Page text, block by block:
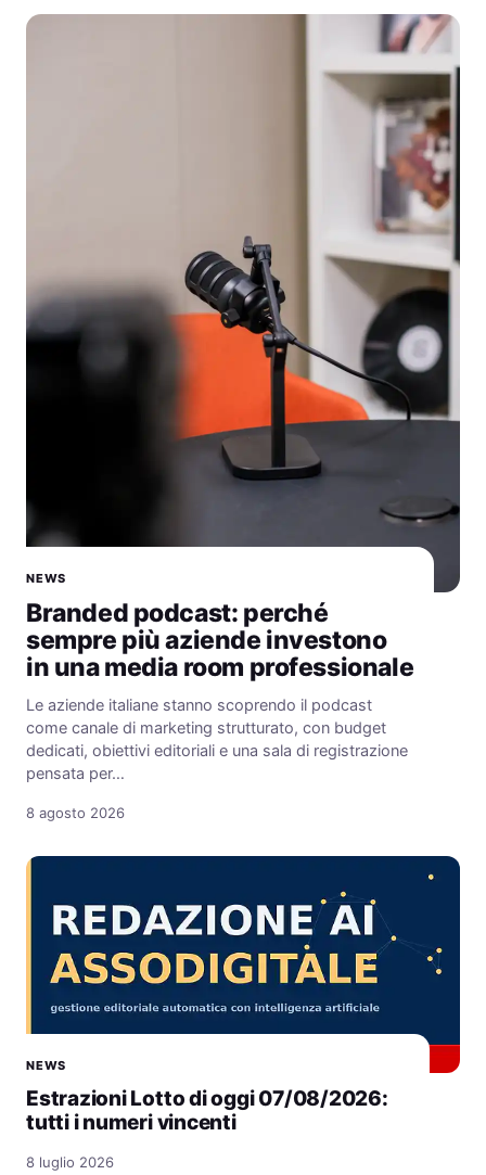
NEWS
Branded podcast: perché
sempre più aziende investono
in una media room professionale
Le aziende italiane stanno scoprendo il podcast
come canale di marketing strutturato, con budget
dedicati, obiettivi editoriali e una sala di registrazione
pensata per…
8 agosto 2026
NEWS
Estrazioni Lotto di oggi 07/08/2026:
tutti i numeri vincenti
8 luglio 2026